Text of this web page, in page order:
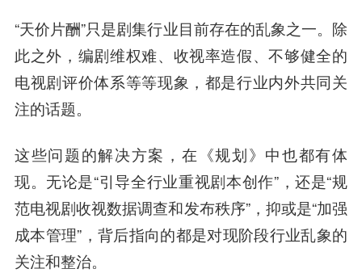
“天价片酬”只是剧集行业目前存在的乱象之一。除
此之外，编剧维权难、收视率造假、不够健全的
电视剧评价体系等等现象，都是行业内外共同关
注的话题。
这些问题的解决方案，在《规划》中也都有体
现。无论是“引导全行业重视剧本创作”，还是“规
范电视剧收视数据调查和发布秩序”，抑或是“加强
成本管理”，背后指向的都是对现阶段行业乱象的
关注和整治。